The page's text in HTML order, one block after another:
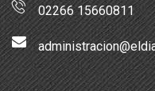
02266 15660811